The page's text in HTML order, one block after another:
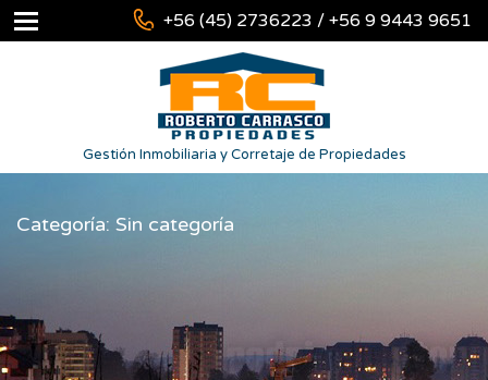
+56 (45) 2736223 / +56 9 9443 9651
Gestión Inmobiliaria y Corretaje de Propiedades
Categoría: Sin categoría